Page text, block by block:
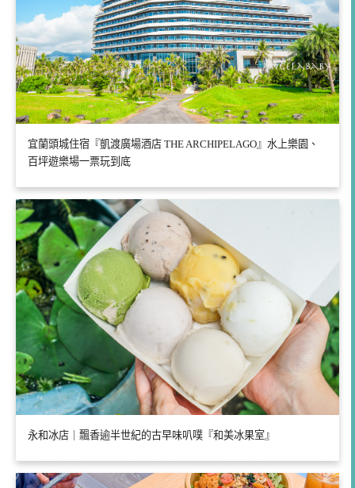
宜蘭頭城住宿『凱渡廣場酒店 THE ARCHIPELAGO』水上樂園、
百坪遊樂場一票玩到底
永和冰店｜飄香逾半世紀的古早味叭噗『和美冰果室』